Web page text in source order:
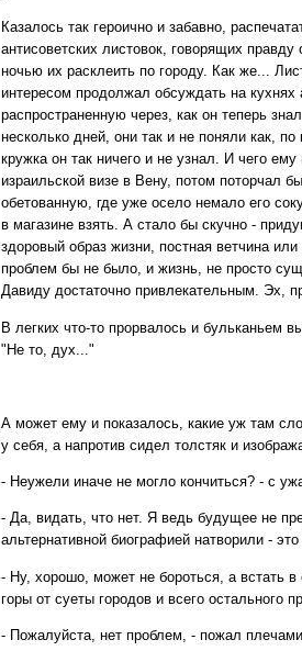
Казалось так героично и забавно,
антисоветских листовок, говорящих
ночью их расклеить по городу. Как же...
интересом продолжал обсуждать на
распространенную через, как он теперь
несколько дней, они так и не поняли как,
кружка он так ничего и не узнал. И чего
израильской визе в Вену, потом поторчал
обетованную, где уже осело немало его
в магазине взять. А стало бы скучно -
здоровый образ жизни, постная ветчина
проблем бы не было, и жизнь, не просто
Давиду достаточно привлекательным. Эх,
В легких что-то прорвалось и бульканьем
"Не то, дух..."
А может ему и показалось, какие уж там
у себя, а напротив сидел толстяк и
- Неужели иначе не могло кончиться? - с
- Да, видать, что нет. Я ведь будущее не
альтернативной биографией натворили -
- Ну, хорошо, может не бороться, а встать
горы от суеты городов и всего остального
- Пожалуйста, нет проблем, - пожал